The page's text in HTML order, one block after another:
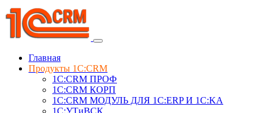
Главная
Продукты 1C:CRM
1С:CRM ПРОФ
1С:CRM КОРП
1С:CRM МОДУЛЬ ДЛЯ 1C:ERP И 1C:KA
1C:УТиВСК